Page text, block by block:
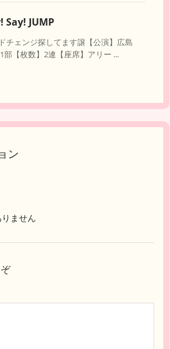
Say! JUMP
チェンジ探してます譲【公演】広島
部【枚数】2連【座席】アリー ...
ン
ません